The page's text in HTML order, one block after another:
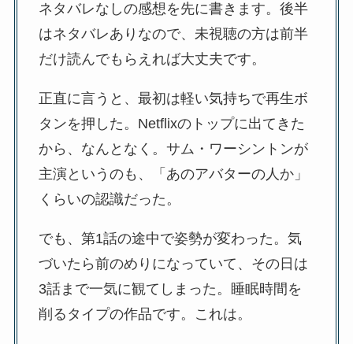
ネタバレなしの感想を先に書きます。後半
はネタバレありなので、未視聴の方は前半
だけ読んでもらえれば大丈夫です。
正直に言うと、最初は軽い気持ちで再生ボ
タンを押した。Netflixのトップに出てきた
から、なんとなく。サム・ワーシントンが
主演というのも、「あのアバターの人か」
くらいの認識だった。
でも、第1話の途中で姿勢が変わった。気
づいたら前のめりになっていて、その日は
3話まで一気に観てしまった。睡眠時間を
削るタイプの作品です。これは。